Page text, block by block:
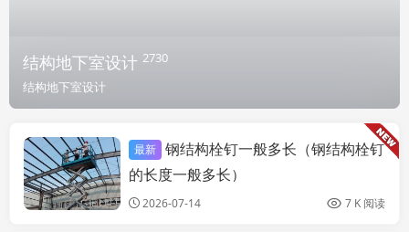
结构地下室设计 2730
结构地下室设计
结构地下室设计
最新 钢结构栓钉一般多长（钢结构栓钉
的长度一般多长）
2026-07-14 7 K 阅读